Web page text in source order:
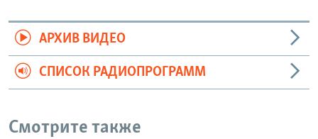
АРХИВ ВИДЕО
СПИСОК РАДИОПРОГРАММ
Смотрите также